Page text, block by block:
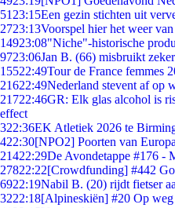
51 23:15Een gezin stichten uit
2723:13Voorspel hier het weer
14923:08"Niche"-historische
9723:06Jan B. (66) misbruikt
15522:49Tour de France femmes
21622:49Nederland stevent af op
21722:46GR: Elk glas alcohol is
effect
322:36EK Atletiek 2026 te
422:30[NPO2] Poorten van Europa
21422:29De Avondetappe #176 -
27822:22[Crowdfunding] #442
6922:19Nabil B. (20) rijdt fietser
3222:18[Alpineskiën] #20 Op weg